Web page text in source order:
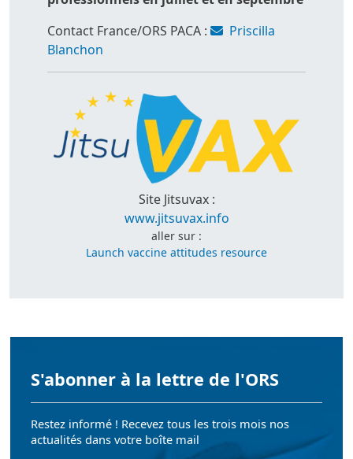
Contact France/ORS PACA :
Priscilla
Blanchon
Site Jitsuvax :
www.jitsuvax.info
aller sur :
Launch vaccine attitudes resource
S'abonner à la lettre de l'ORS
Restez informé ! Recevez tous les trois mois nos
actualités dans votre boîte mail